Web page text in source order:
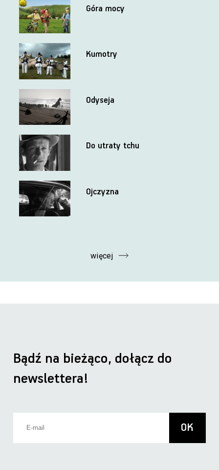
Góra mocy
Kumotry
Odyseja
Do utraty tchu
Ojczyzna
więcej
Bądź na bieżąco, dołącz do
newslettera!